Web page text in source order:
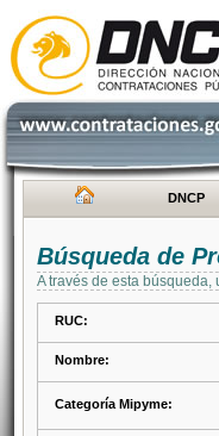
DNCP
Búsqueda de
A través de esta
RUC:
Nombre:
Categoría Mipyme: